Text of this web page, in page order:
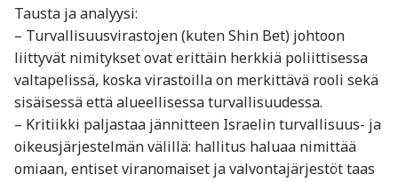
Tausta ja analyysi:
– Turvallisuusvirastojen (kuten Shin Bet) johtoon
liittyvät nimitykset ovat erittäin herkkiä poliittisessa
valtapelissä, koska virastoilla on merkittävä rooli sekä
sisäisessä että alueellisessa turvallisuudessa.
– Kritiikki paljastaa jännitteen Israelin turvallisuus- ja
oikeusjärjestelmän välillä: hallitus haluaa nimittää
omiaan, entiset viranomaiset ja valvontajärjestöt taas